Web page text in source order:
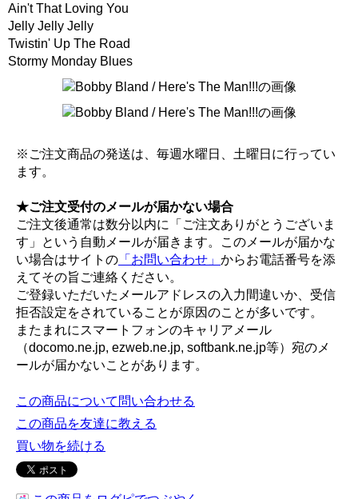
Ain't That Loving You
Jelly Jelly Jelly
Twistin' Up The Road
Stormy Monday Blues
※ご注文商品の発送は、毎週水曜日、土曜日に行ってい
ます。
★ご注文受付のメールが届かない場合
ご注文後通常は数分以内に「ご注文ありがとうございま
す」という自動メールが届きます。このメールが届かな
い場合はサイトの 「お問い合わせ」 からお電話番号を添
えてその旨ご連絡ください。
ご登録いただいたメールアドレスの入力間違いか、受信
拒否設定をされていることが原因のことが多いです。
またまれにスマートフォンのキャリアメール
（docomo.ne.jp, ezweb.ne.jp, softbank.ne.jp等）宛のメ
ールが届かないことがあります。
この商品について問い合わせる
この商品を友達に教える
買い物を続ける